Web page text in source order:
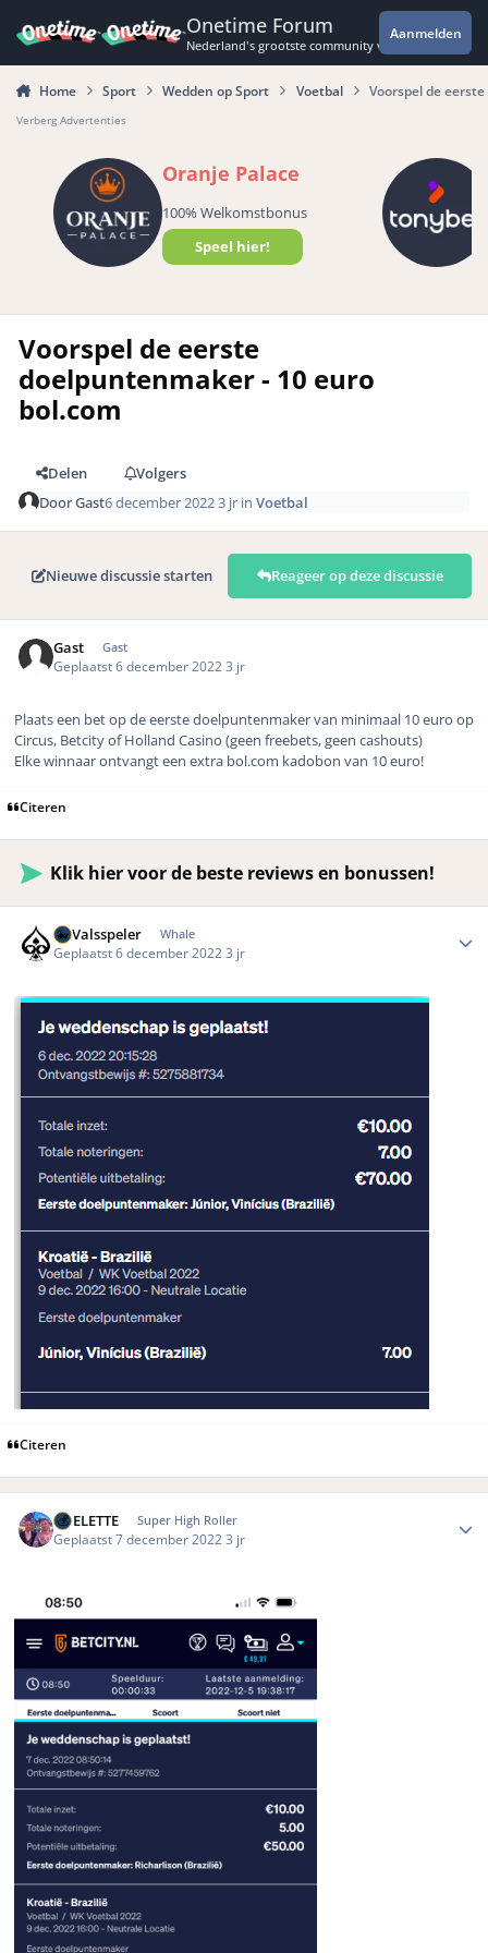
Onetime Forum
Nederland's grootste community voor de
Aanmelden
Home Sport Wedden op Sport Voetbal Voorspel de
Verberg Advertenties
Oranje Palace
100% Welkomstbonus
Speel hier!
Voorspel de eerste
doelpuntenmaker - 10 euro
bol.com
Delen
Volgers
DoorGast6 december 20223 jr inVoetbal
Nieuwe discussie starten Reageer op deze discussie
Gast Gast
Geplaatst6 december 2022 3 jr
Plaats een bet op de eerste doelpuntenmaker van minimaal 10 euro op
Circus, Betcity of Holland Casino (geen freebets, geen cashouts)
Elke winnaar ontvangt een extra bol.com kadobon van 10 euro!
Citeren
Klik hier voor de beste reviews en bonussen!
DeValsspeler Whale
Geplaatst6 december 2022 3 jr
Citeren
ROELETTE Super High Roller
Geplaatst7 december 2022 3 jr